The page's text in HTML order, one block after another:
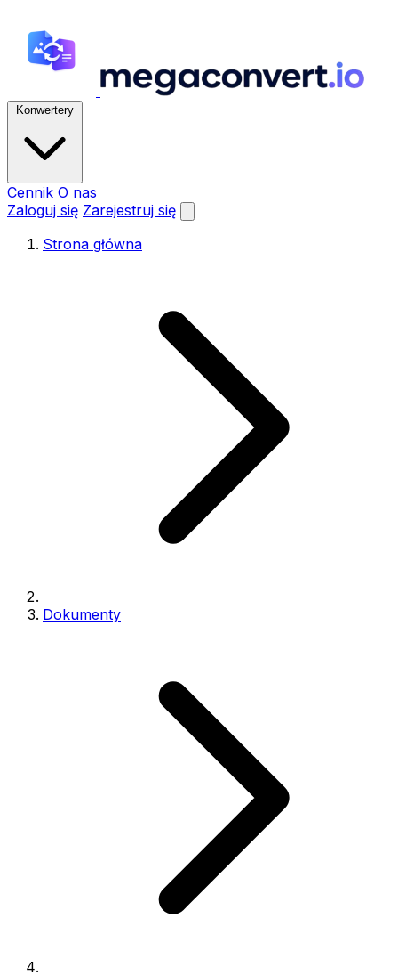
Konwertery
Cennik O nas
Zaloguj się Zarejestruj się
Strona główna
Dokumenty